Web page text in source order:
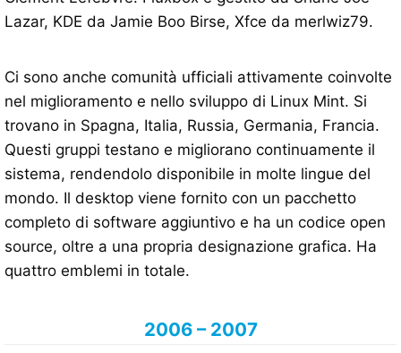
Lazar, KDE da Jamie Boo Birse, Xfce da merlwiz79.
Ci sono anche comunità ufficiali attivamente coinvolte
nel miglioramento e nello sviluppo di Linux Mint. Si
trovano in Spagna, Italia, Russia, Germania, Francia.
Questi gruppi testano e migliorano continuamente il
sistema, rendendolo disponibile in molte lingue del
mondo. Il desktop viene fornito con un pacchetto
completo di software aggiuntivo e ha un codice open
source, oltre a una propria designazione grafica. Ha
quattro emblemi in totale.
2006 – 2007